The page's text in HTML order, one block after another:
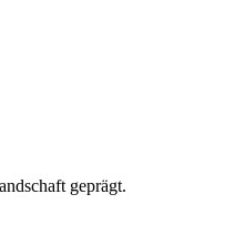
geprägt.